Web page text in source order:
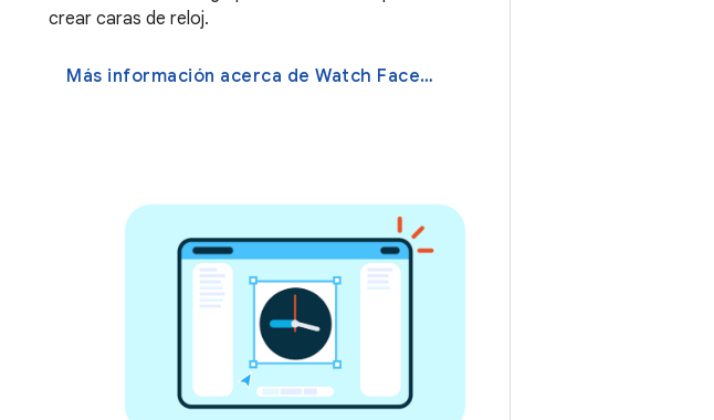
crear caras de reloj.
Más información acerca de Watch Face Studio